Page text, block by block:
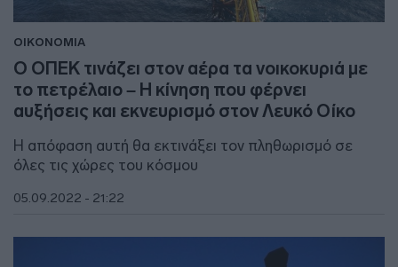
ΟΙΚΟΝΟΜΙΑ
Ο ΟΠΕΚ τινάζει στον αέρα τα νοικοκυριά με
το πετρέλαιο – Η κίνηση που φέρνει
αυξήσεις και εκνευρισμό στον Λευκό Οίκο
Η απόφαση αυτή θα εκτινάξει τον πληθωρισμό σε
όλες τις χώρες του κόσμου
05.09.2022 - 21:22